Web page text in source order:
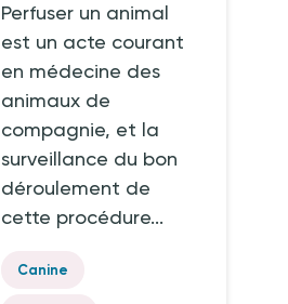
Perfuser un animal
est un acte courant
en médecine des
animaux de
compagnie, et la
surveillance du bon
déroulement de
cette procédure...
Canine